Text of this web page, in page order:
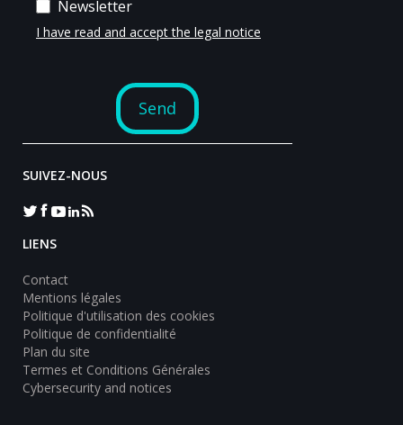
SUIVEZ-NOUS
LIENS
Contact
Mentions légales
Politique d'utilisation des cookies
Politique de confidentialité
Plan du site
Termes et Conditions Générales
Cybersecurity and notices